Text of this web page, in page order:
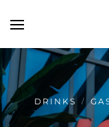
DRINKS /